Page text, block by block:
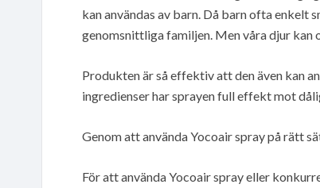
kan användas av barn. Då barn ofta enkelt
genomsnittliga familjen. Men våra djur kan
Produkten är så effektiv att den även kan
ingredienser har sprayen full effekt mot
Genom att använda Yocoair spray på rätt
För att använda Yocoair spray eller